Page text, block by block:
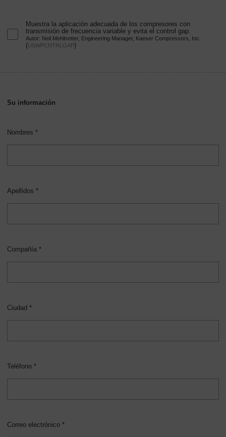
Muestra la aplicación adecuada de los compresores con
transmisión de frecuencia variable y evita el control gap.
Autor: Neil Mehltretter, Engineering Manager, Kaeser Compressors, Inc.
(USWPCNTRLGAP)
Su información
Nombres *
Apellidos *
Compañía *
Ciudad *
Teléfono *
Correo electrónico *